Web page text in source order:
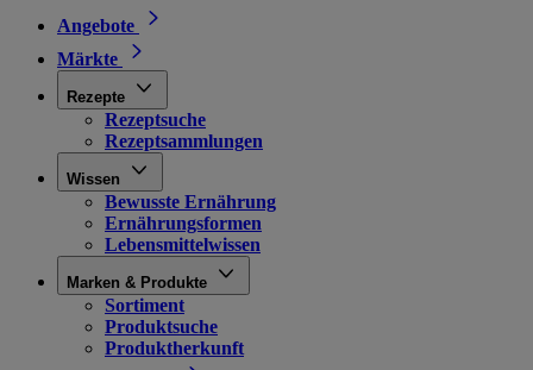
Angebote
Märkte
Rezepte
Rezeptsuche
Rezeptsammlungen
Wissen
Bewusste Ernährung
Ernährungsformen
Lebensmittelwissen
Marken & Produkte
Sortiment
Produktsuche
Produktherkunft